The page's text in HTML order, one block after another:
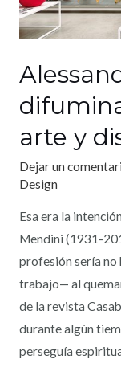
arte y
Dejar un
Design
Esa era la
Mendini (1931-
profesión sería no
trabajo— al
de la revista
durante algún
perseguía